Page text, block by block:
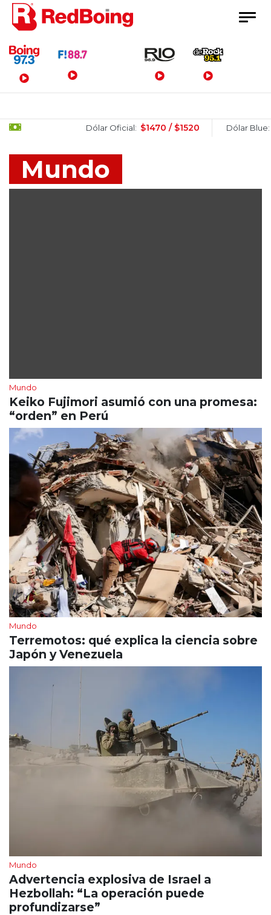
Menú Principal
Dólar Oficial: $1470 / $1520 Dólar Blue: $1510 /
Mundo
Mundo
Keiko Fujimori asumió con una promesa:
“orden” en Perú
Mundo
Terremotos: qué explica la ciencia sobre
Japón y Venezuela
Mundo
Advertencia explosiva de Israel a
Hezbollah: “La operación puede
profundizarse”